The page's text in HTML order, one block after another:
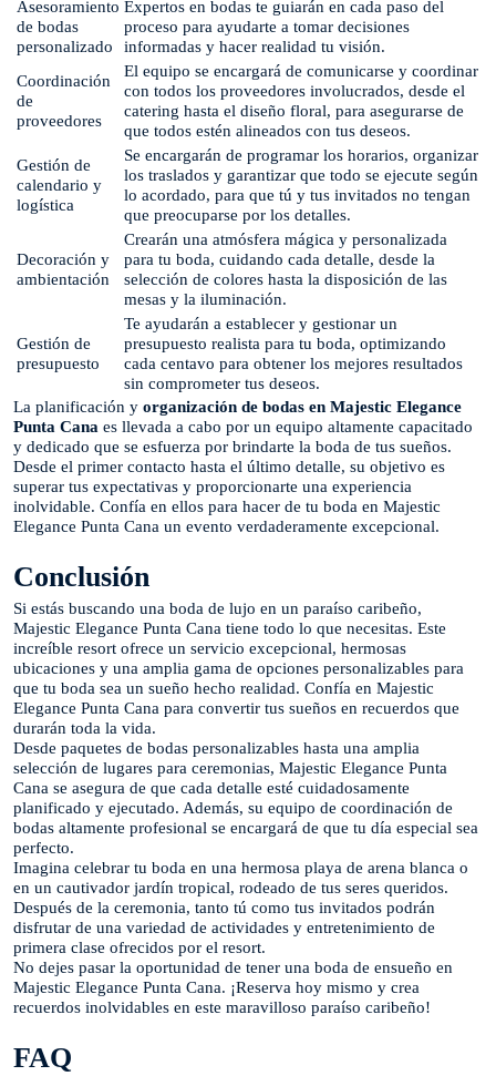
Asesoramiento
de bodas
personalizado
Expertos en bodas te guiarán en cada paso del
proceso para ayudarte a tomar decisiones
informadas y hacer realidad tu visión.
Coordinación
de
proveedores
El equipo se encargará de comunicarse y coordinar
con todos los proveedores involucrados, desde el
catering hasta el diseño floral, para asegurarse de
que todos estén alineados con tus deseos.
Gestión de
calendario y
logística
Se encargarán de programar los horarios, organizar
los traslados y garantizar que todo se ejecute según
lo acordado, para que tú y tus invitados no tengan
que preocuparse por los detalles.
Decoración y
ambientación
Crearán una atmósfera mágica y personalizada
para tu boda, cuidando cada detalle, desde la
selección de colores hasta la disposición de las
mesas y la iluminación.
Gestión de
presupuesto
Te ayudarán a establecer y gestionar un
presupuesto realista para tu boda, optimizando
cada centavo para obtener los mejores resultados
sin comprometer tus deseos.
La planificación y organización de bodas en Majestic Elegance
Punta Cana es llevada a cabo por un equipo altamente capacitado
y dedicado que se esfuerza por brindarte la boda de tus sueños.
Desde el primer contacto hasta el último detalle, su objetivo es
superar tus expectativas y proporcionarte una experiencia
inolvidable. Confía en ellos para hacer de tu boda en Majestic
Elegance Punta Cana un evento verdaderamente excepcional.
Conclusión
Si estás buscando una boda de lujo en un paraíso caribeño,
Majestic Elegance Punta Cana tiene todo lo que necesitas. Este
increíble resort ofrece un servicio excepcional, hermosas
ubicaciones y una amplia gama de opciones personalizables para
que tu boda sea un sueño hecho realidad. Confía en Majestic
Elegance Punta Cana para convertir tus sueños en recuerdos que
durarán toda la vida.
Desde paquetes de bodas personalizables hasta una amplia
selección de lugares para ceremonias, Majestic Elegance Punta
Cana se asegura de que cada detalle esté cuidadosamente
planificado y ejecutado. Además, su equipo de coordinación de
bodas altamente profesional se encargará de que tu día especial sea
perfecto.
Imagina celebrar tu boda en una hermosa playa de arena blanca o
en un cautivador jardín tropical, rodeado de tus seres queridos.
Después de la ceremonia, tanto tú como tus invitados podrán
disfrutar de una variedad de actividades y entretenimiento de
primera clase ofrecidos por el resort.
No dejes pasar la oportunidad de tener una boda de ensueño en
Majestic Elegance Punta Cana. ¡Reserva hoy mismo y crea
recuerdos inolvidables en este maravilloso paraíso caribeño!
FAQ